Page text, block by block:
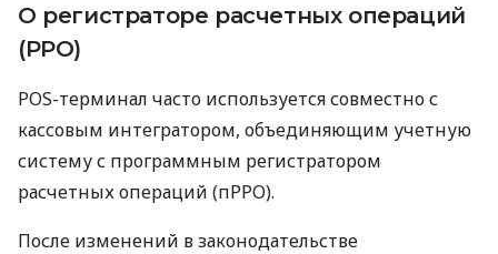
О регистраторе расчетных операций
(РРО)
POS-терминал часто используется совместно с
кассовым интегратором, объединяющим учетную
систему с программным регистратором
расчетных операций (пРРО).
После изменений в законодательстве